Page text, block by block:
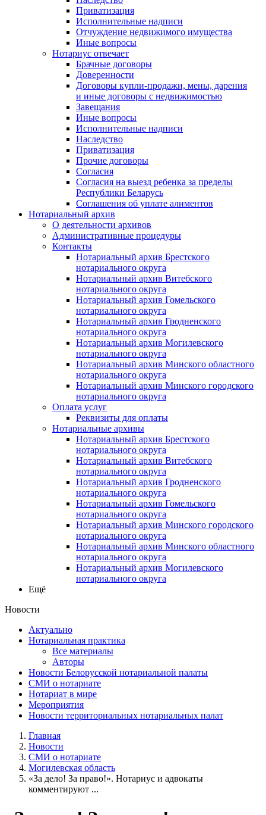
Приватизация
Исполнительные надписи
Отчуждение недвижимого имущества
Иные вопросы
Нотариус отвечает
Брачные договоры
Доверенности
Договоры купли-продажи, мены, дарения
и иные договоры с недвижимостью
Завещания
Иные вопросы
Исполнительные надписи
Наследство
Приватизация
Прочие договоры
Согласия
Согласия на выезд ребенка за пределы
Республики Беларусь
Соглашения об уплате алиментов
Нотариальный архив
О деятельности архивов
Административные процедуры
Контакты
Нотариальный архив Брестского
нотариального округа
Нотариальный архив Витебского
нотариального округа
Нотариальный архив Гомельского
нотариального округа
Нотариальный архив Гродненского
нотариального округа
Нотариальный архив Могилевского
нотариального округа
Нотариальный архив Минского областного
нотариального округа
Нотариальный архив Минского городского
нотариального округа
Оплата услуг
Реквизиты для оплаты
Нотариальные архивы
Нотариальный архив Брестского
нотариального округа
Нотариальный архив Витебского
нотариального округа
Нотариальный архив Гродненского
нотариального округа
Нотариальный архив Гомельского
нотариального округа
Нотариальный архив Минского городского
нотариального округа
Нотариальный архив Минского областного
нотариального округа
Нотариальный архив Могилевского
нотариального округа
Ещё
Новости
Актуально
Нотариальная практика
Все материалы
Авторы
Новости Белорусской нотариальной палаты
СМИ о нотариате
Нотариат в мире
Мероприятия
Новости территориальных нотариальных палат
Главная
Новости
СМИ о нотариате
Могилевская область
«За дело! За право!». Нотариус и адвокаты
комментируют ...